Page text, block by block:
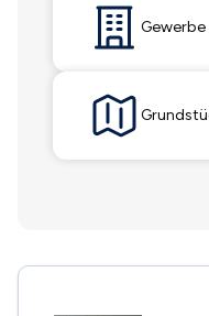
Gewerbe